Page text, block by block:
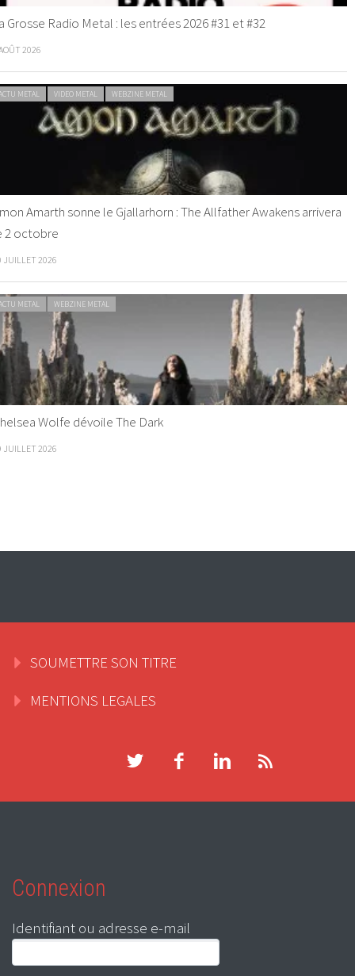
Grosse Radio Metal : les entrées 2026 #31 et #32
2026
METAL VIDEO METAL WEBZINE METAL
Amarth sonne le Gjallarhorn : The Allfather Awakens arrivera
2 octobre
JUILLET 2026
METAL WEBZINE METAL
Wolfe dévoile The Dark
JUILLET 2026
SOUMETTRE SON TITRE
MENTIONS LEGALES
Connexion
Identifiant ou adresse e-mail